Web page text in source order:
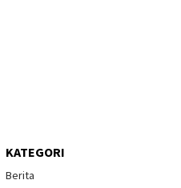
KATEGORI
Berita